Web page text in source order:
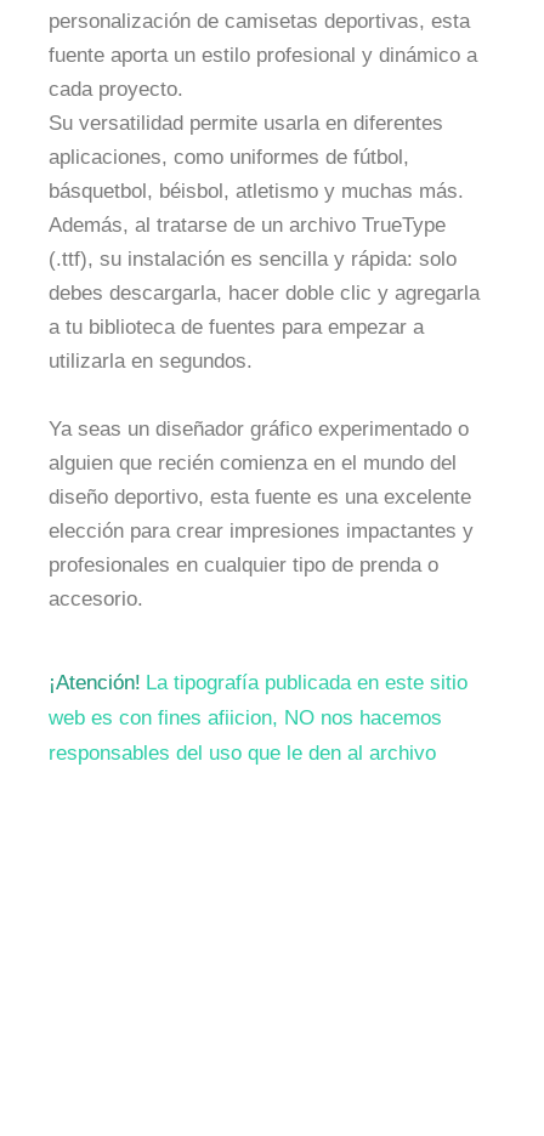
personalización de camisetas deportivas, esta
fuente aporta un estilo profesional y dinámico a
cada proyecto.
Su versatilidad permite usarla en diferentes
aplicaciones, como uniformes de fútbol,
básquetbol, béisbol, atletismo y muchas más.
Además, al tratarse de un archivo TrueType
(.ttf), su instalación es sencilla y rápida: solo
debes descargarla, hacer doble clic y agregarla
a tu biblioteca de fuentes para empezar a
utilizarla en segundos.
Ya seas un diseñador gráfico experimentado o
alguien que recién comienza en el mundo del
diseño deportivo, esta fuente es una excelente
elección para crear impresiones impactantes y
profesionales en cualquier tipo de prenda o
accesorio.
¡Atención! La tipografía publicada en este sitio
web es con fines afiicion, NO nos hacemos
responsables del uso que le den al archivo